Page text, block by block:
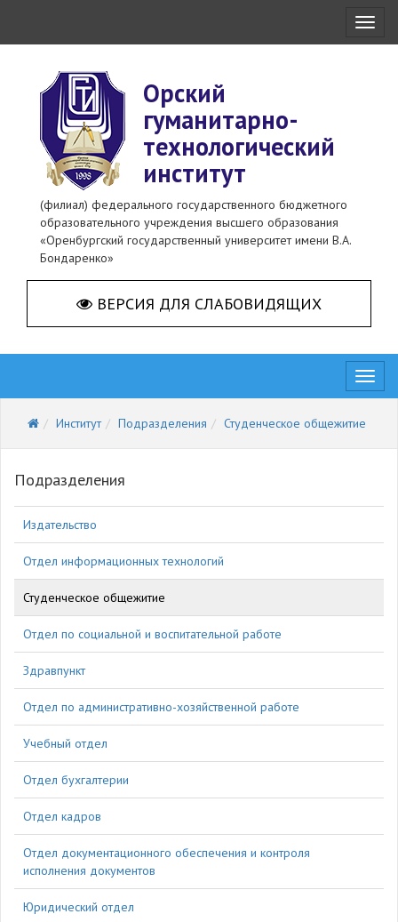
Орский
гуманитарно-
технологический
институт
(филиал) федерального государственного бюджетного
образовательного учреждения высшего образования
«Оренбургский государственный университет имени В.А.
Бондаренко»
ВЕРСИЯ ДЛЯ СЛАБОВИДЯЩИХ
Институт
Подразделения Студенческое общежитие
Подразделения
Издательство
Отдел информационных технологий
Студенческое общежитие
Отдел по социальной и воспитательной работе
Здравпункт
Отдел по административно-хозяйственной работе
Учебный отдел
Отдел бухгалтерии
Отдел кадров
Отдел документационного обеспечения и контроля
исполнения документов
Юридический отдел